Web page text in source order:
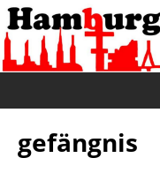
gefängnis